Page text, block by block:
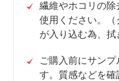
繊維やホコリの
使用ください。
が入り込む為、拭
ご購入前にサン
す。質感などを